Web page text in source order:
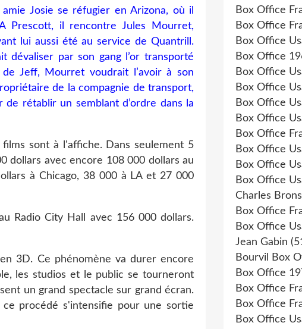
Josie se réfugier en Arizona, où il
Prescott, il rencontre Jules Mourret,
lui aussi été au service de Quantrill.
par son gang l’or transporté
de Jeff, Mourret voudrait l’avoir à son
de la compagnie de transport,
rétablir un semblant d’ordre dans la
sont à l'affiche. Dans seulement 5
dollars avec encore 108 000 dollars au
à Chicago, 38 000 à LA et 27 000
Radio City Hall avec 156 000 dollars.
3D. Ce phénomène va durer encore
les studios et le public se tourneront
un grand spectacle sur grand écran.
procédé s'intensifie pour une sortie
Box Office
Box Office
Box Office
Box Office
Box Office
Box Office
Box Office
Box Office
Box Office
Box Office
Box Office
Box Office
Charles
Box Office
Box Office
Jean Gabin
Bourvil Box
Box Office
Box Office
Box Office
Box Office